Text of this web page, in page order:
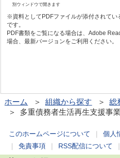
別ウィンドウで開きます
※資料としてPDFファイルが添付されてい
です。
PDF書類をご覧になる場合は、Adobe
場合、最新バージョンをご利用ください。
ホーム ＞組織から探す ＞総
＞ 多重債務者生活再生支援事業
このホームページについて 個人
免責事項 RSS配信について